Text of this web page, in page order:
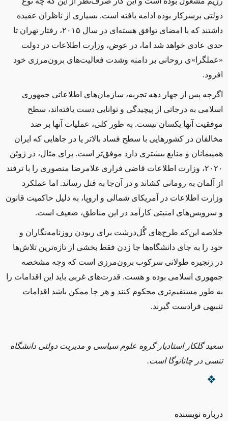
درباره نویسنده
دولتی بر‌سر‌کار بوده ادامه یافته ‌است. بسیاری از ناظران عقیده
داشتند که با امضای توافق هسته‌ای در سال ۲۰۱۵، رفتار تهران تا
حدی عادی خواهد ‌شد اما، در عوض، وزارت اطلاعات در دولت
«عملگرا»ی روحانی بر دامنه وشدت فعالیت‌های برون‌مرزی خود
افزود.
اگر‌چه پس از چهار دهه تجربه، سازمان‌های اطلاعاتی جمهوری
اسلامی به درجاتی از پیچیدگی و توانایی دست‌ یافته‌اند، سطح
موفقیت آنها یکسان نیست. به طور کلی، عملیات آنها بر ضد
مخالفان در کشورهایی با سطح فساد بالاتر یا در جاهایی که ایران
همپیمانان و منابع بیشتری دارد موفق‌تر است. برای مثال، در ژوئن
۲۰۲۰، وزارت اطلاعات قاضی فراری غلامرضا منصوری را با ترفند
از آلمان به رومانی کشاند و در آن‌جا به قتل رساند. اما عملکرد
وزارت اطلاعات در آمریکای شمالی و اروپا، به دلیل حاکمیت قانون
و سرویس‌های امنیتی کارآمد در این مناطق، ضعیف است.
خلاصه این‌که طرح‌های گُل‌درشت برای ربودن روزنامه‌نگاران و
خود را به جای دانشگاه‌ها جا زدن فقط بخشی از تازه‌ترین تلاش‌ها
در زنجیره طولانی سرکوب برون‌مرزی است که وجه مشخصه
جمهوری اسلامی بوده و هست. قدرت‌های غربی باید این اقدامات را
به طور مستقیم‌تری محکوم کنند و هر جا ممکن باشد اقدامات
تنبیهی فرادست گیرند.
سعید گلکار استادیار گروه علوم سیاسی و مدیریت دولتی دانشگاه
تنسی در چاتانوگا است.